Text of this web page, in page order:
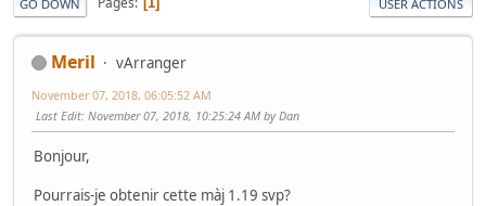
GO DOWN USER ACTIONS
Meril vArranger
November 07, 2018, 06:05:52 AM
Last Edit: November 07, 2018, 10:25:24 AM by Dan
Bonjour,
Pourrais-je obtenir cette màj 1.19 svp?